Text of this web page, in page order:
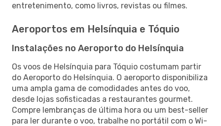
entretenimento, como livros, revistas ou filmes.
Aeroportos em Helsínquia e Tóquio
Instalações no Aeroporto do Helsínquia
Os voos de Helsínquia para Tóquio costumam partir
do Aeroporto do Helsínquia. O aeroporto disponibiliza
uma ampla gama de comodidades antes do voo,
desde lojas sofisticadas a restaurantes gourmet.
Compre lembranças de última hora ou um best-seller
para ler durante o voo, trabalhe no portátil com o Wi-